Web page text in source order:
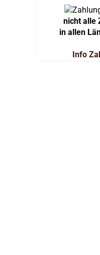
nicht alle
in allen
Info